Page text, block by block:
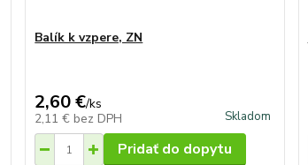
Balík k vzpere, ZN
2,60 €/ks
2,11 € bez DPH Skladom
Pridať do dopytu